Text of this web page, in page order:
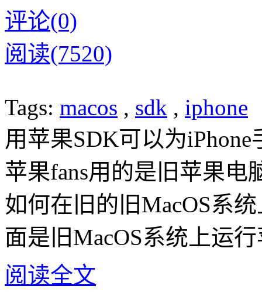
评论(0)
阅读(7520)
Tags: macos , sdk , iphone
用苹果SDK可以为
苹果fans用的是旧苹果电
如何在旧的旧MacOS系
面是旧MacOS系统上运
阅读全文